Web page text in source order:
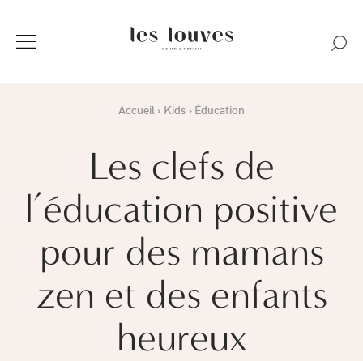
Accueil Kids Éducation
Les clefs de
l’éducation positive
pour des mamans
zen et des enfants
heureux